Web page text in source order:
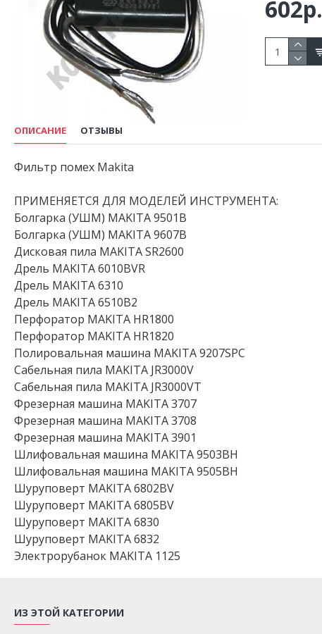
602р.
ОПИСАНИЕ ОТЗЫВЫ
Фильтр помех Makita
ПРИМЕНЯЕТСЯ ДЛЯ МОДЕЛЕЙ ИНСТРУМЕНТА:
Болгарка (УШМ) MAKITA 9501B
Болгарка (УШМ) MAKITA 9607B
Дисковая пила MAKITA SR2600
Дрель MAKITA 6010BVR
Дрель MAKITA 6310
Дрель MAKITA 6510B2
Перфоратор MAKITA HR1800
Перфоратор MAKITA HR1820
Полировальная машина MAKITA 9207SPC
Сабельная пила MAKITA JR3000V
Сабельная пила MAKITA JR3000VT
Фрезерная машина MAKITA 3707
Фрезерная машина MAKITA 3708
Фрезерная машина MAKITA 3901
Шлифовальная машина MAKITA 9503BH
Шлифовальная машина MAKITA 9505BH
Шуруповерт MAKITA 6802BV
Шуруповерт MAKITA 6805BV
Шуруповерт MAKITA 6830
Шуруповерт MAKITA 6832
Электрорубанок MAKITA 1125
ИЗ ЭТОЙ КАТЕГОРИИ